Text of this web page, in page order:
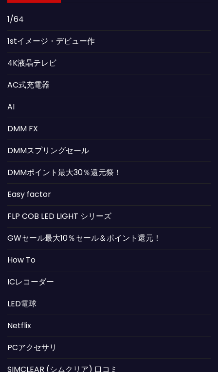
1/64
1stイメージ・デビュー作
4K液晶テレビ
AC式充電器
AI
DMM FX
DMMスプリングセール
DMMポイント最大30％還元祭！
Easy factor
FLP COB LED LIGHT シリーズ
GWセール最大10％セール＆ポイント還元！
How To
ICレコーダー
LED電球
Netflix
PCアクセサリ
SIMCLEAR (シムクリア) 口コミ